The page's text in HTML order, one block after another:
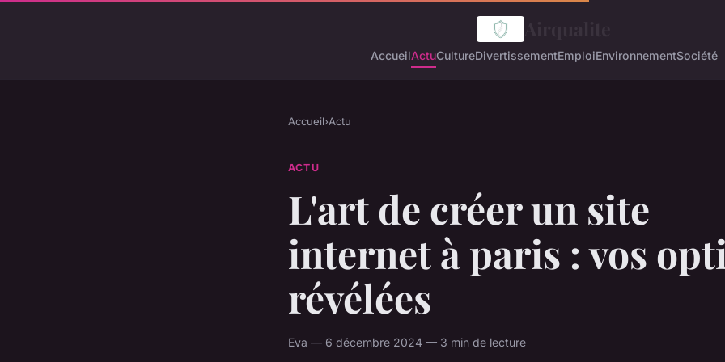
AccueilActuCultureDivertissementEmploiEnvironnementSociété
Accueil›Actu
ACTU
L'art de créer un site
internet à paris : vos
révélées
Eva — 6 décembre 2024 — 3 min de lecture